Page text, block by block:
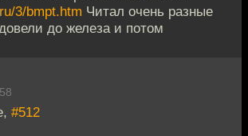
3/bmpt.htm Читал очень разные
до железа и потом
#512